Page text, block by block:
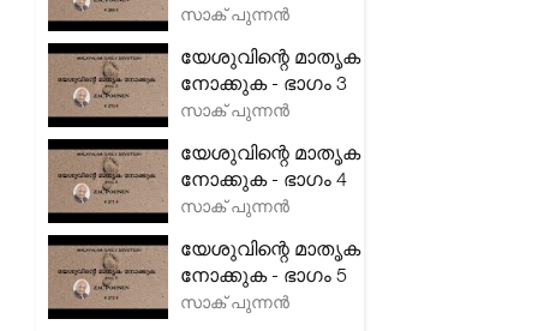
സാക് പുന്നൻ
യേശുവിന്റെ മാതൃക
നോക്കുക - ഭാഗം 3
സാക് പുന്നൻ
യേശുവിന്റെ മാതൃക
നോക്കുക - ഭാഗം 4
സാക് പുന്നൻ
യേശുവിന്റെ മാതൃക
നോക്കുക - ഭാഗം 5
സാക് പുന്നൻ